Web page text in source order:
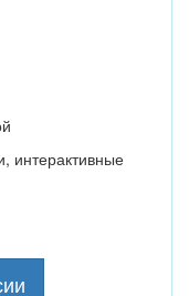
интерактивные